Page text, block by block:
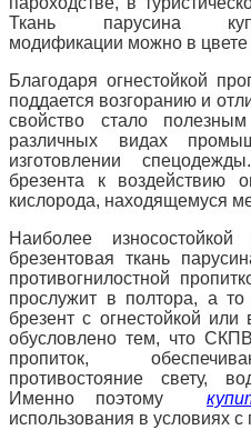
Ткань парусина
модификации можно в цвете
Благодаря огнестойкой
поддается возгоранию и
свойство стало
различных видах
изготовлении
брезента к воздействию
кислорода, находящемуся
Наиболее
брезентовая ткань
противогнилостной
прослужит в полтора, а
брезент с огнестойкой или
обусловлено тем, что
пропиток,
противостояние свету,
Именно поэтому
использования в условиях